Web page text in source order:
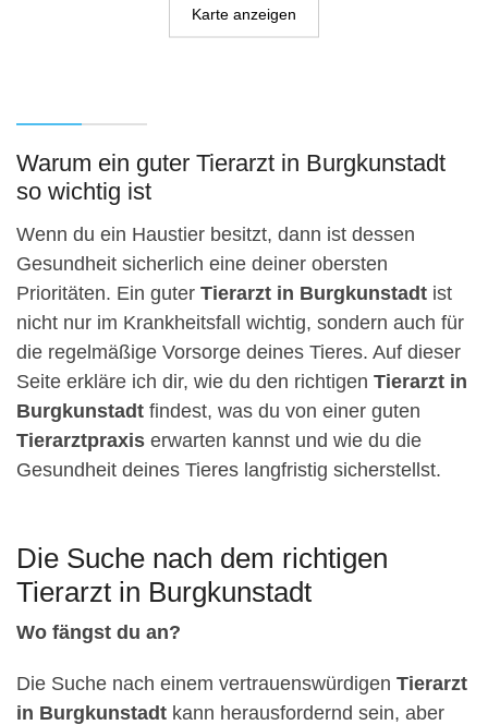
Karte anzeigen
Warum ein guter Tierarzt in Burgkunstadt
so wichtig ist
Wenn du ein Haustier besitzt, dann ist dessen
Gesundheit sicherlich eine deiner obersten
Prioritäten. Ein guter Tierarzt in Burgkunstadt ist
nicht nur im Krankheitsfall wichtig, sondern auch für
die regelmäßige Vorsorge deines Tieres. Auf dieser
Seite erkläre ich dir, wie du den richtigen Tierarzt in
Burgkunstadt findest, was du von einer guten
Tierarztpraxis erwarten kannst und wie du die
Gesundheit deines Tieres langfristig sicherstellst.
Die Suche nach dem richtigen
Tierarzt in Burgkunstadt
Wo fängst du an?
Die Suche nach einem vertrauenswürdigen Tierarzt
in Burgkunstadt kann herausfordernd sein, aber